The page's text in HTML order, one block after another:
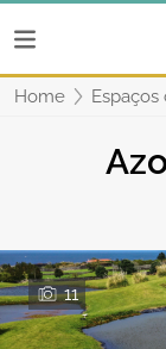
Home
11